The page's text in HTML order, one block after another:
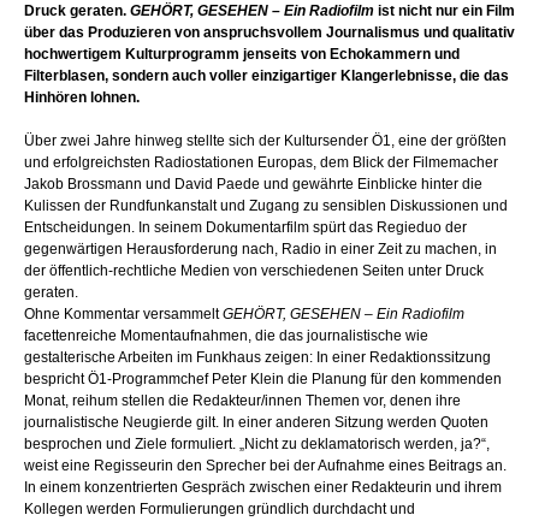
Druck geraten. GEHÖRT, GESEHEN – Ein Radiofilm ist nicht nur ein Film
über das Produzieren von anspruchsvollem Journalismus und qualitativ
hochwertigem Kulturprogramm jenseits von Echokammern und
Filterblasen, sondern auch voller einzigartiger Klangerlebnisse, die das
Hinhören lohnen.
Über zwei Jahre hinweg stellte sich der Kultursender Ö1, eine der größten
und erfolgreichsten Radiostationen Europas, dem Blick der Filmemacher
Jakob Brossmann und David Paede und gewährte Einblicke hinter die
Kulissen der Rundfunkanstalt und Zugang zu sensiblen Diskussionen und
Entscheidungen. In seinem Dokumentarfilm spürt das Regieduo der
gegenwärtigen Herausforderung nach, Radio in einer Zeit zu machen, in
der öffentlich-rechtliche Medien von verschiedenen Seiten unter Druck
geraten.
Ohne Kommentar versammeltGEHÖRT, GESEHEN – Ein Radiofilm
facettenreiche Momentaufnahmen, die das journalistische wie
gestalterische Arbeiten im Funkhaus zeigen: In einer Redaktionssitzung
bespricht Ö1-Programmchef Peter Klein die Planung für den kommenden
Monat, reihum stellen die Redakteur/innen Themen vor, denen ihre
journalistische Neugierde gilt. In einer anderen Sitzung werden Quoten
besprochen und Ziele formuliert. „Nicht zu deklamatorisch werden, ja?“,
weist eine Regisseurin den Sprecher bei der Aufnahme eines Beitrags an.
In einem konzentrierten Gespräch zwischen einer Redakteurin und ihrem
Kollegen werden Formulierungen gründlich durchdacht und